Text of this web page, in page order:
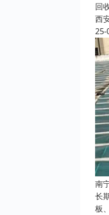
回
西
25-
南
长
板